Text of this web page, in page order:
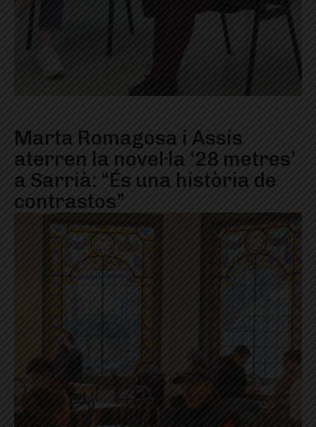
Marta Romagosa i Assís
aterren la novel·la ‘28 metres’
a Sarrià: “És una història de
contrastos”